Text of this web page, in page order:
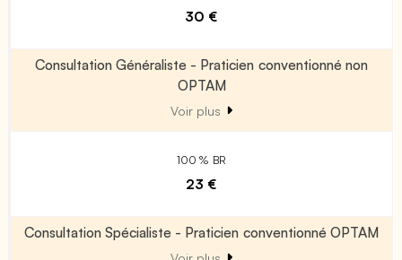
30 €
Consultation Généraliste - Praticien conventionné non
OPTAM
Voir plus
100 % BR
23 €
Consultation Spécialiste - Praticien conventionné OPTAM